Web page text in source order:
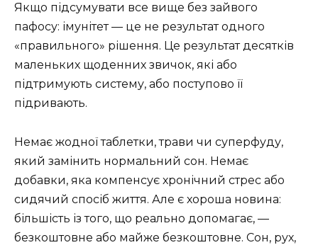
Якщо підсумувати все вище без зайвого
пафосу: імунітет — це не результат одного
«правильного» рішення. Це результат десятків
маленьких щоденних звичок, які або
підтримують систему, або поступово її
підривають.
Немає жодної таблетки, трави чи суперфуду,
який замінить нормальний сон. Немає
добавки, яка компенсує хронічний стрес або
сидячий спосіб життя. Але є хороша новина:
більшість із того, що реально допомагає, —
безкоштовне або майже безкоштовне. Сон, рух,